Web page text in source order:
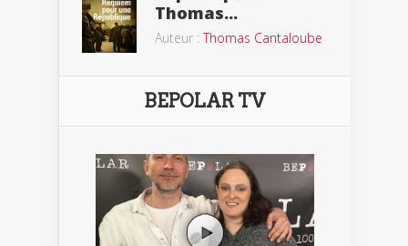
Thomas...
Auteur :Thomas Cantaloube
BEPOLAR TV